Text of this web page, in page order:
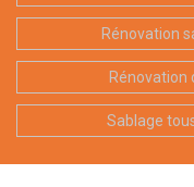
Rénovation
Rénovation
Sablage